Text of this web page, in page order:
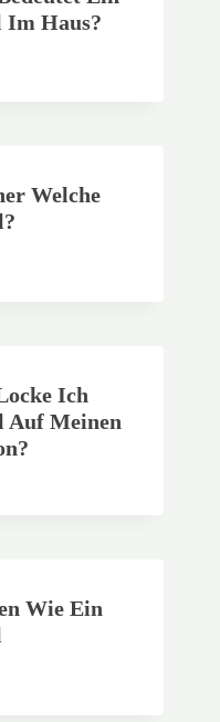
Im Haus?
Welche
Ich
Auf Meinen
Wie Ein